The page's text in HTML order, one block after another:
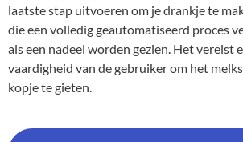
laatste stap uitvoeren om je drankje te
die een volledig geautomatiseerd proces
als een nadeel worden gezien. Het vereist
vaardigheid van de gebruiker om het
kopje te gieten.